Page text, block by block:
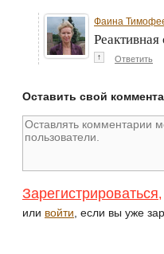
Фаина
↑ Ответить
Оставить свой
Зарегистрироваться,
или войти , если вы уже